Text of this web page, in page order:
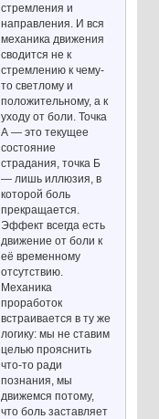
стремления и
направления. И вся
механика движения
сводится не к
стремлению к чему-
то светлому и
положительному, а к
уходу от боли. Точка
А — это текущее
состояние
страдания, точка Б
— лишь иллюзия, в
которой боль
прекращается.
Эффект всегда есть
движение от боли к
её временному
отсутствию.
Механика
проработок
встраивается в ту же
логику: мы не ставим
целью прояснить
что-то ради
познания, мы
движемся потому,
что боль заставляет